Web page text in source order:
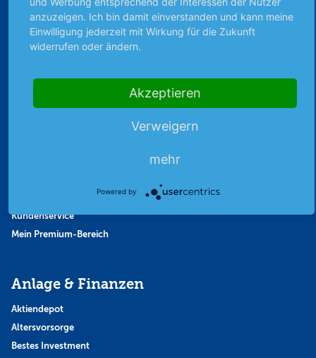
Strategie
Thema der Woche
Themen & Börse
Kundenservice
Mein Premium-Bereich
Anlage & Finanzen
Aktiendepot
Altersvorsorge
Bestes Investment
anzuzeigen. Ich bin damit einverstanden und kann meine
Einwilligung jederzeit mit Wirkung für die Zukunft
widerrufen oder ändern.
Akzeptieren
Verweigern
mehr
Powered by